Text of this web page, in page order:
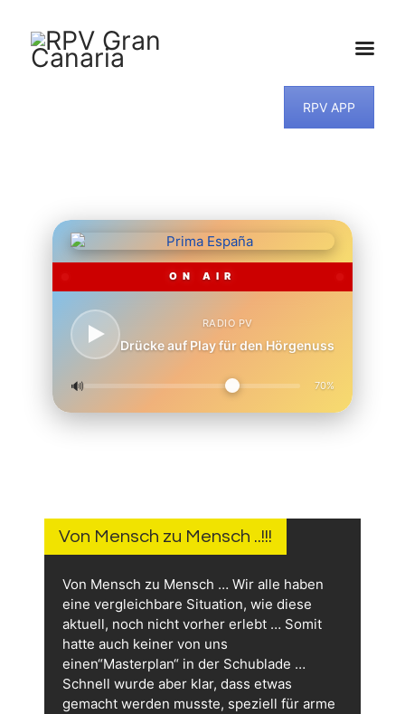
RPV APP
ON AIR
RADIO PV
Drücke auf Play für den Hörgenuss
🔊 70%
MUSIKWUNSCH
Von Mensch zu Mensch ..!!!
Von Mensch zu Mensch … Wir alle haben
eine vergleichbare Situation, wie diese
aktuell, noch nicht vorher erlebt … Somit
hatte auch keiner von uns
einen“Masterplan“ in der Schublade …
Schnell wurde aber klar, dass etwas
gemacht werden musste, speziell für arme